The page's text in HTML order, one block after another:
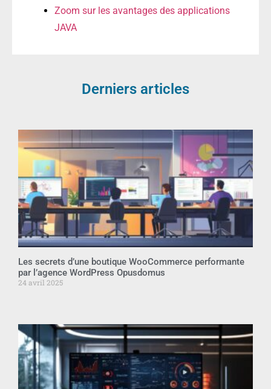
Zoom sur les avantages des applications
JAVA
Derniers articles
Les secrets d’une boutique WooCommerce performante
par l’agence WordPress Opusdomus
24 avril 2025